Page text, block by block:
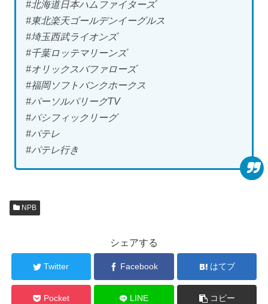
#北海道日本ハムファイターズ
#東北楽天ゴールデンイーグルス
#埼玉西武ライオンズ
#千葉ロッテマリーンズ
#オリックスバファローズ
#福岡ソフトバンクホークス
#パーソルパリーグTV
#パシフィックリーグ
#パテレ
#パテレ行き
NPB
シェアする
Twitter Facebook はてブ
Pocket LINE コピー